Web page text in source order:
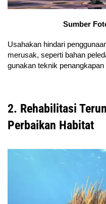
Sumber
Usahakan hindari
merusak, seperti bahan
gunakan teknik
2. Rehabilitasi
Perbaikan Habitat